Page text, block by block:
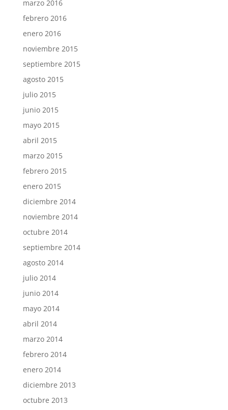
marzo 2016
febrero 2016
enero 2016
noviembre 2015
septiembre 2015
agosto 2015
julio 2015
junio 2015
mayo 2015
abril 2015
marzo 2015
febrero 2015
enero 2015
diciembre 2014
noviembre 2014
octubre 2014
septiembre 2014
agosto 2014
julio 2014
junio 2014
mayo 2014
abril 2014
marzo 2014
febrero 2014
enero 2014
diciembre 2013
octubre 2013